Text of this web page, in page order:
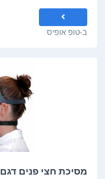
ב-טופ אופיס
מסיכת חצי פנים דגם SGE-46